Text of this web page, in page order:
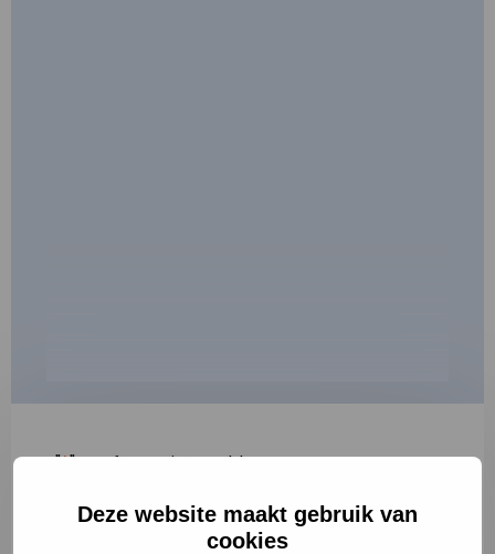
Deze website maakt gebruik van
cookies
"*" geeft vereiste velden aan
2